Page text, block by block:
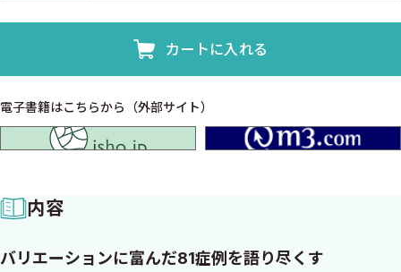
カートに入れる
電子書籍はこちらから（外部サイト）
内容
バリエーションに富んだ81症例を語り尽くす